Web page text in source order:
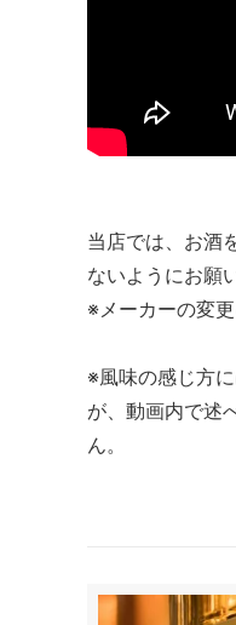
当店では、お酒
ないようにお願
※メーカーの変
※風味の感じ方
が、動画内で述
ん。